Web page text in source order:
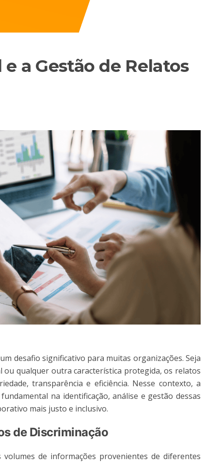
a Gestão de Relatos
desafio significativo para muitas organizações. Seja
qualquer outra característica protegida, os relatos
transparência e eficiência. Nesse contexto, a
na identificação, análise e gestão dessas
mais justo e inclusivo.
de Discriminação
de informações provenientes de diferentes